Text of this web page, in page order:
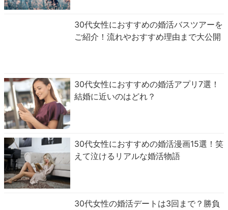
30代女性におすすめの婚活バスツアーを
ご紹介！流れやおすすめ理由まで大公開
30代女性におすすめの婚活アプリ7選！
結婚に近いのはどれ？
30代女性におすすめの婚活漫画15選！笑
えて泣けるリアルな婚活物語
30代女性の婚活デートは3回まで？勝負